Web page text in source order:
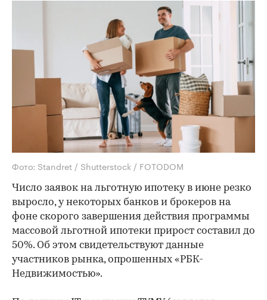
Фото: Standret / Shutterstock / FOTODOM
Число заявок на льготную ипотеку в июне резко
выросло, у некоторых банков и брокеров на
фоне скорого завершения действия программы
массовой льготной ипотеки прирост составил до
50%. Об этом свидетельствуют данные
участников рынка, опрошенных «РБК-
Недвижимостью».